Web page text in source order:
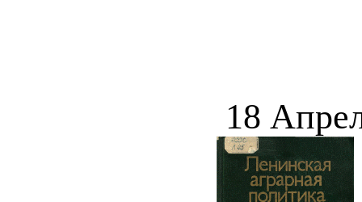
18